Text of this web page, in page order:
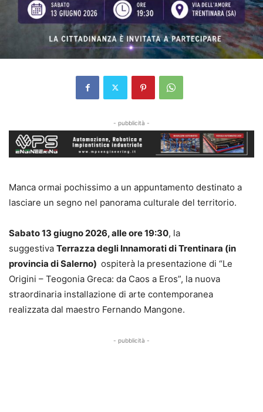
- pubblicità -
Manca ormai pochissimo a un appuntamento destinato a
lasciare un segno nel panorama culturale del territorio.
Sabato 13 giugno 2026, alle ore 19:30, la
suggestiva Terrazza degli Innamorati di Trentinara (in
provincia di Salerno) ospiterà la presentazione di “Le
Origini – Teogonia Greca: da Caos a Eros”, la nuova
straordinaria installazione di arte contemporanea
realizzata dal maestro Fernando Mangone.
- pubblicità -